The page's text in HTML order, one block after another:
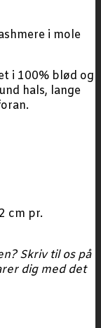
i mole
i 100% blød og
hals, lange
cm pr.
Skriv til os på
dig med det